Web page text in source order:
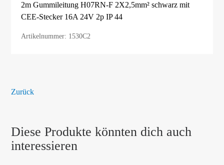
2m Gummileitung H07RN-F 2X2,5mm² schwarz mit
CEE-Stecker 16A 24V 2p IP 44
Artikelnummer: 1530C2
Zurück
Diese Produkte könnten dich auch
interessieren